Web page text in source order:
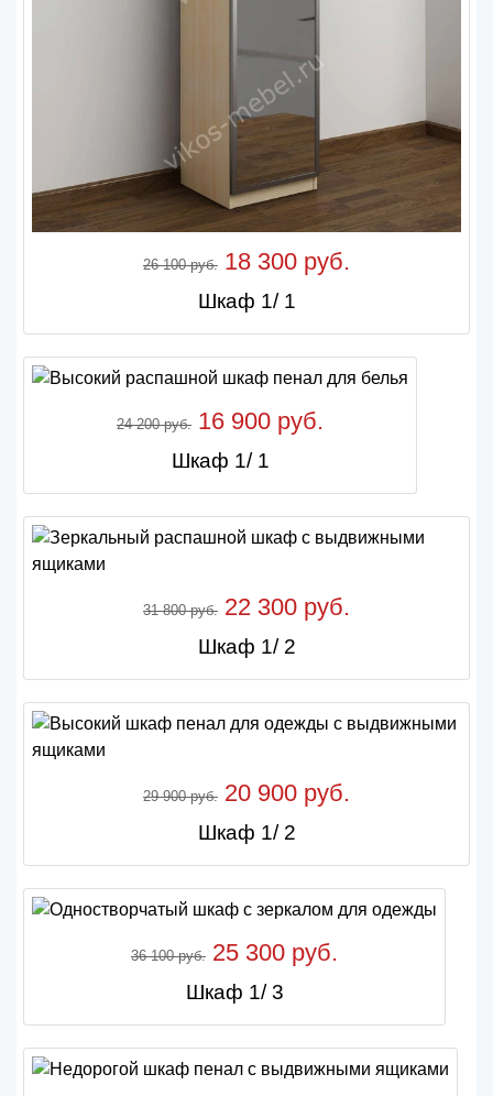
26 100 руб. 18 300 руб.
Шкаф 1/ 1
24 200 руб. 16 900 руб.
Шкаф 1/ 1
31 800 руб. 22 300 руб.
Шкаф 1/ 2
29 900 руб. 20 900 руб.
Шкаф 1/ 2
36 100 руб. 25 300 руб.
Шкаф 1/ 3